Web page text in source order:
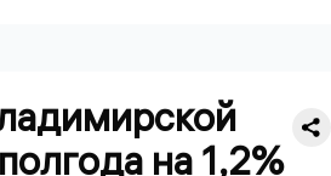
на 1,2%